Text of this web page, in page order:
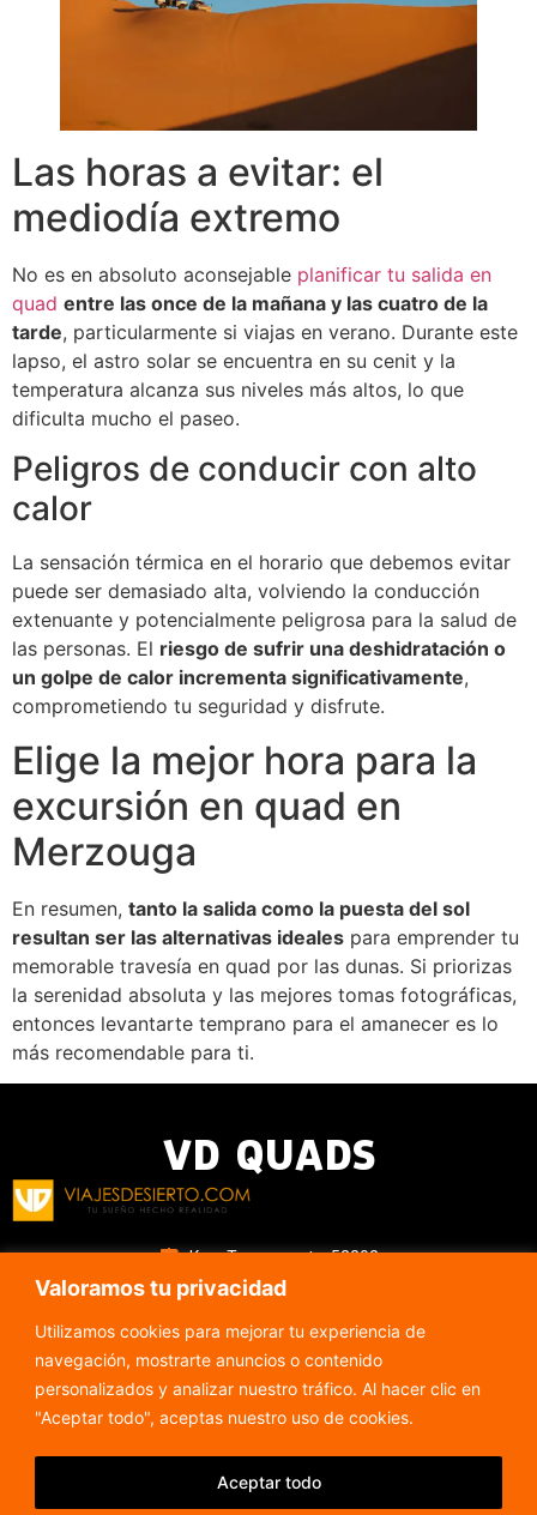
Valoramos tu privacidad
Utilizamos cookies para mejorar tu experiencia de
navegación, mostrarte anuncios o contenido
personalizados y analizar nuestro tráfico. Al hacer clic en
"Aceptar todo", aceptas nuestro uso de cookies.
Aceptar todo
Las horas a evitar: el
mediodía extremo
No es en absoluto aconsejable planificar tu salida en
quad entre las once de la mañana y las cuatro de la
tarde, particularmente si viajas en verano. Durante este
lapso, el astro solar se encuentra en su cenit y la
temperatura alcanza sus niveles más altos, lo que
dificulta mucho el paseo.
Peligros de conducir con alto
calor
La sensación térmica en el horario que debemos evitar
puede ser demasiado alta, volviendo la conducción
extenuante y potencialmente peligrosa para la salud de
las personas. El riesgo de sufrir una deshidratación o
un golpe de calor incrementa significativamente,
comprometiendo tu seguridad y disfrute.
Elige la mejor hora para la
excursión en quad en
Merzouga
En resumen, tanto la salida como la puesta del sol
resultan ser las alternativas ideales para emprender tu
memorable travesía en quad por las dunas. Si priorizas
la serenidad absoluta y las mejores tomas fotográficas,
entonces levantarte temprano para el amanecer es lo
más recomendable para ti.
VD QUADS
Ksar Tanamouste, 52202
Merzouga, Marruecos
viajesdesierto@gmail.com
Todos los días de 9am a 5pm
Alquiler de Quads en Merzouga
Alquiler de Buggies en Merzouga